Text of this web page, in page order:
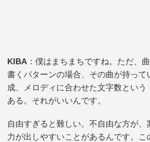
KIBA ：僕はまちまちですね。ただ、
書くパターンの場合、その曲が持って
成、メロディに合わせた文字数という
ある。それがいいんです。
自由すぎると難しい。不自由な方が、
力が出しやすいことがあるんです。こ